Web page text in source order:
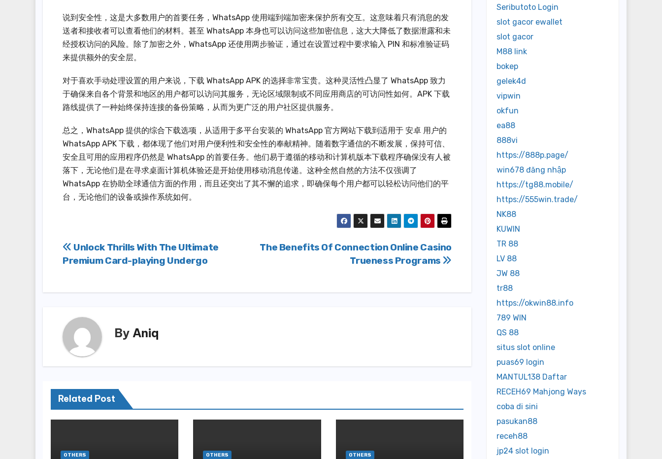
说到安全性，这是大多数用户的首要任务，WhatsApp 使用端到端加密来保护所有交互。这意味着只有消息的发
送者和接收者可以查看他们的材料。甚至 WhatsApp 本身也可以访问这些加密信息，这大大降低了数据泄露和未
经授权访问的风险。除了加密之外，WhatsApp 还使用两步验证，通过在设置过程中要求输入 PIN 和标准验证码
来提供额外的安全层。
对于喜欢手动处理设置的用户来说，下载 WhatsApp APK 的选择非常宝贵。这种灵活性凸显了 WhatsApp 致力
于确保来自各个背景和地区的用户都可以访问其服务，无论区域限制或不同应用商店的可访问性如何。APK 下载
路线提供了一种始终保持连接的备份策略，从而为更广泛的用户社区提供服务。
总之，WhatsApp 提供的综合下载选项，从适用于多平台安装的 WhatsApp 官方网站下载到适用于 安卓 用户的
WhatsApp APK 下载，都体现了他们对用户便利性和安全性的奉献精神。随着数字通信的不断发展，保持可信、
安全且可用的应用程序仍然是 WhatsApp 的首要任务。他们易于遵循的移动和计算机版本下载程序确保没有人被
落下，无论他们是在寻求桌面计算机体验还是开始使用移动消息传递。这种全然自然的方法不仅强调了
WhatsApp 在协助全球通信方面的作用，而且还突出了其不懈的追求，即确保每个用户都可以轻松访问他们的平
台，无论他们的设备或操作系统如何。
Post
navigation
The Benefits Of Connection Online Casino
Trueness Programs
Unlock Thrills With The Ultimate
Premium Card-playing Undergo
By Aniq
Related Post
OTHERS OTHERS OTHERS
Seributoto Login
slot gacor ewallet
slot gacor
M88 link
bokep
gelek4d
vipwin
okfun
ea88
888vi
https://888p.page/
win678 đăng nhập
https://tg88.mobile/
https://555win.trade/
NK88
KUWIN
TR 88
LV 88
JW 88
tr88
https://okwin88.info
789 WIN
QS 88
situs slot online
puas69 login
MANTUL138 Daftar
RECEH69 Mahjong Ways
coba di sini
pasukan88
receh88
jp24 slot login